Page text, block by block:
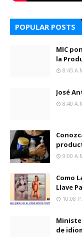
POPULAR POSTS
MIC
la
8:45
José
8:40
9:00
Como
Llave
10:08
de